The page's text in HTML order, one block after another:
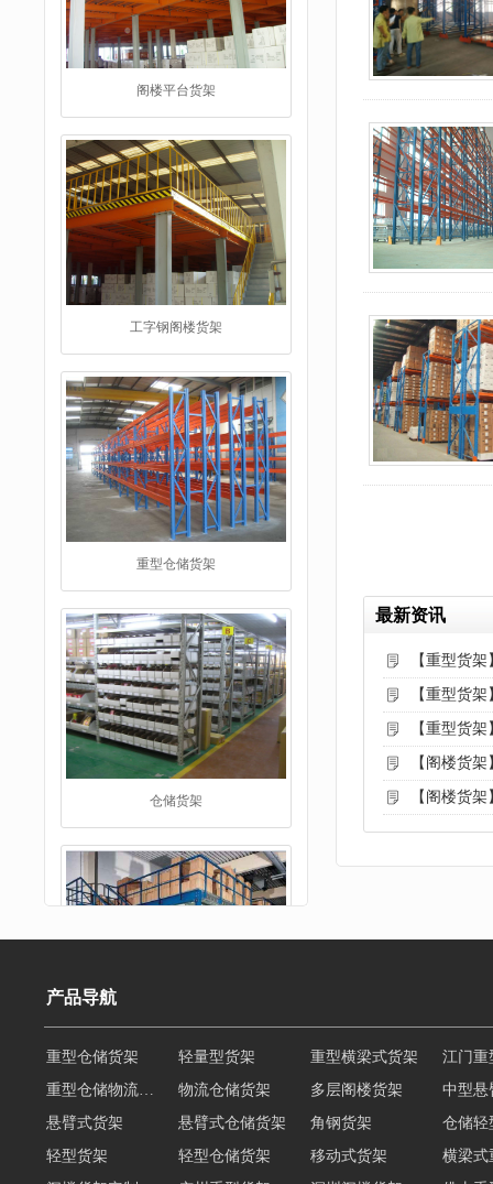
工字钢阁楼货架
重型仓储货架
仓储货架
阁楼货架
重型货架
最新资讯
【重型货
【重型货
【重型货
【阁楼货
【阁楼货
产品导航
物流仓储货架 多层阁楼货架
中型悬
悬臂式货架
悬臂式仓储货架 角钢货架
仓储
轻型货架
轻型仓储货架 移动式货架
横梁
阁楼货架定制
广州重型货架 深圳阁楼货架 佛山重